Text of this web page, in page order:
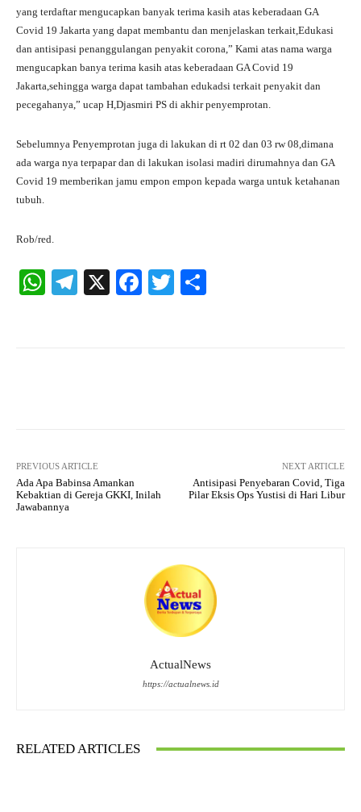
yang terdaftar mengucapkan banyak terima kasih atas keberadaan GA
Covid 19 Jakarta yang dapat membantu dan menjelaskan terkait,Edukasi
dan antisipasi penanggulangan penyakit corona,” Kami atas nama warga
mengucapkan banya terima kasih atas keberadaan GA Covid 19
Jakarta,sehingga warga dapat tambahan edukadsi terkait penyakit dan
pecegahanya,” ucap H,Djasmiri PS di akhir penyemprotan.
Sebelumnya Penyemprotan juga di lakukan di rt 02 dan 03 rw 08,dimana
ada warga nya terpapar dan di lakukan isolasi madiri dirumahnya dan GA
Covid 19 memberikan jamu empon empon kepada warga untuk ketahanan
tubuh.
Rob/red.
W
Te X
Fa
T
PREVIOUS ARTICLE
Ada Apa Babinsa Amankan
Kebaktian di Gereja GKKI, Inilah
Jawabannya
NEXT ARTICLE
Antisipasi Penyebaran Covid, Tiga
Pilar Eksis Ops Yustisi di Hari Libur
ActualNews
https://actualnews.id
RELATED ARTICLES